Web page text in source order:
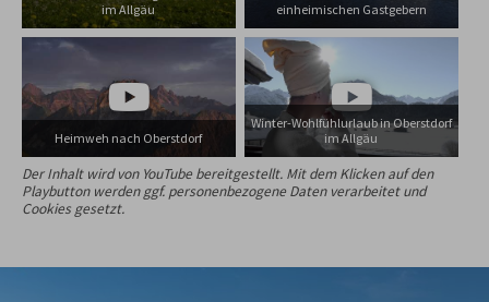
im Allgäu
einheimischen Gastgebern
Heimweh nach Oberstdorf
Winter-Wohlfühlurlaub in Oberstdorf
im Allgäu
Der Inhalt wird von YouTube bereitgestellt. Mit dem Klicken auf den
Playbutton werden ggf. personenbezogene Daten verarbeitet und
Cookies gesetzt.